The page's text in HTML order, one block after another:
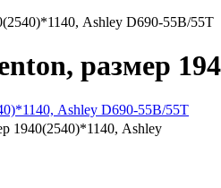
Ashley D690-55B/55T
размер
1940(2540)*1140, Ashley